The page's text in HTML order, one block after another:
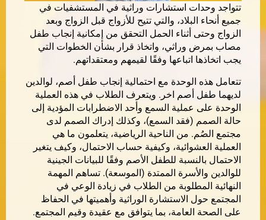
تتواجد وحدات استشارات وراثية في المستشفيات في
جميع أنحاء البلاد، والتي تتيح للأزواج قبل الزواج وبعد
الزواج وحتى أثناء الحمل التحقق من إمكانية إنجاب طفل
مصاب بمرض وراثي، واتخاذ قرار بشأن الخطوات التي
يجب اتخاذها اتباعها وفقًا لقيمهم​ ومعتقداتهم.
تتعامل هذه الوحدة مع احتمالية إنجاب طفل أصم، لوالدين
لديهما طفل أصم اخر. ويتعرف الطلاب في هذه العملية
الوحدة على عملية السمع وأحد الاضطرابات المؤدية إلى
حالة الصمم (فقد السمع)، وكذلك إدراك الصمم لدى
مجتمع الصُم. من الناحية الرياضية، يتعلمون ما هي
العملية العشوائية، وكيفية حساب الاحتمال، وكيف يتغير
الاحتمال بالنسبة للطفل الأصم وفقًا للبيانات الجينية
للوالدين والأسرة الممتدة (الموسعة). تساهم المهمة
النهائية المطلوبة من الطلاب في زيادة الوعي في
المجتمع حول الاستشارة الوراثية وأهميتها في الحفاظ
على الصحة العامة، بما يتوافق مع عقيدة وقيم المجتمع.